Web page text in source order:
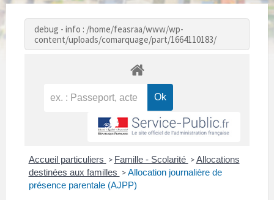
debug - info : /home/feasraa/www/wp-
content/uploads/comarquage/part/1664110183/
Accueil particuliers > Famille - Scolarité > Allocations
destinées aux familles > Allocation journalière de
présence parentale (AJPP)